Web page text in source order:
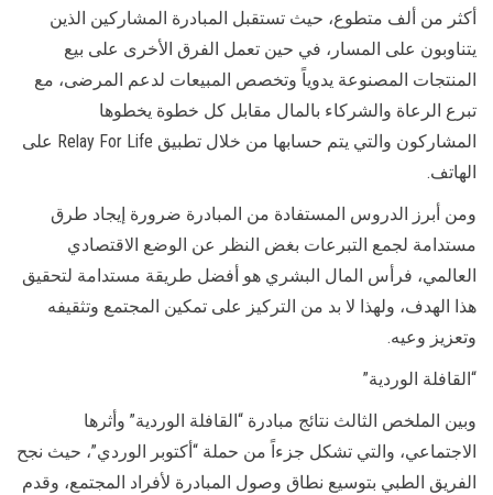
أكثر من ألف متطوع، حيث تستقبل المبادرة المشاركين الذين
يتناوبون على المسار، في حين تعمل الفرق الأخرى على بيع
المنتجات المصنوعة يدوياً وتخصص المبيعات لدعم المرضى، مع
تبرع الرعاة والشركاء بالمال مقابل كل خطوة يخطوها
المشاركون والتي يتم حسابها من خلال تطبيق Relay For Life على
الهاتف.
ومن أبرز الدروس المستفادة من المبادرة ضرورة إيجاد طرق
مستدامة لجمع التبرعات بغض النظر عن الوضع الاقتصادي
العالمي، فرأس المال البشري هو أفضل طريقة مستدامة لتحقيق
هذا الهدف، ولهذا لا بد من التركيز على تمكين المجتمع وتثقيفه
وتعزيز وعيه.
“القافلة الوردية”
وبين الملخص الثالث نتائج مبادرة “القافلة الوردية” وأثرها
الاجتماعي، والتي تشكل جزءاً من حملة “أكتوبر الوردي”، حيث نجح
الفريق الطبي بتوسيع نطاق وصول المبادرة لأفراد المجتمع، وقدم